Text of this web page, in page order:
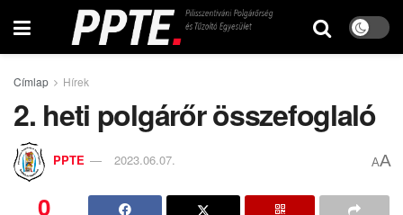
Címlap Hírek
2. heti polgárőr összefoglaló
PPTE 2023.06.07. AA
0